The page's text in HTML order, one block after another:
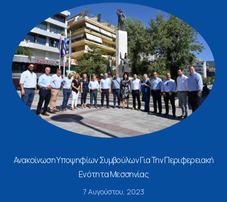
Ανακοίνωση Υποψηφίων Συμβούλων Για Την Περιφερειακή
Ενότητα Μεσσηνίας
7 Αυγούστου, 2023